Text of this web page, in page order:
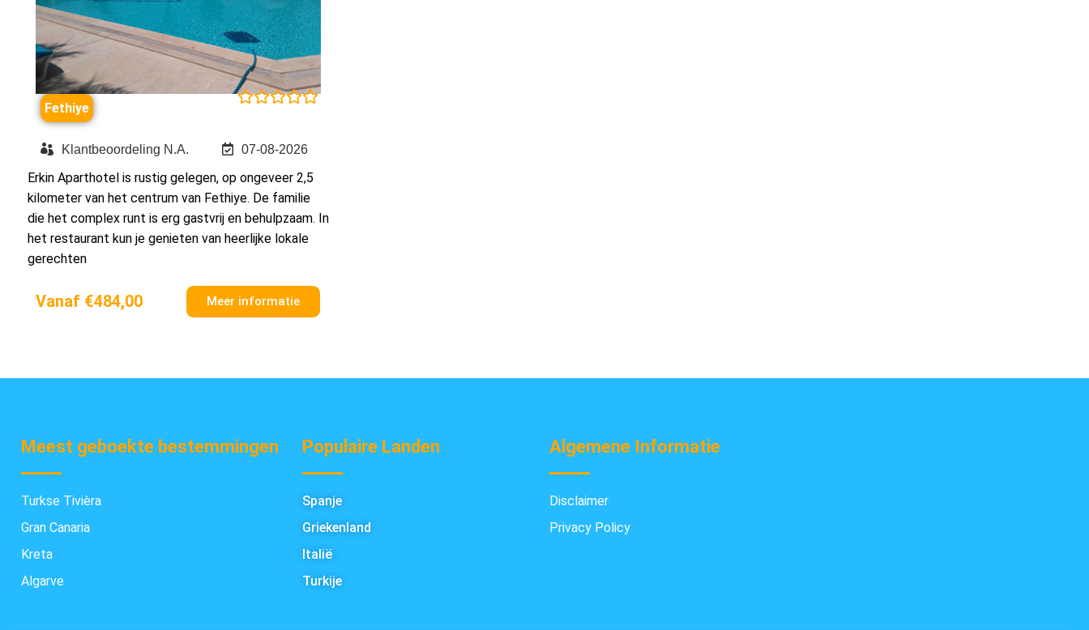

Fethiye
Klantbeoordeling N.A. 07-08-2026
Erkin Aparthotel is rustig gelegen, op ongeveer 2,5
kilometer van het centrum van Fethiye. De familie
die het complex runt is erg gastvrij en behulpzaam. In
het restaurant kun je genieten van heerlijke lokale
gerechten
Vanaf €484,00 Meer informatie
Meest geboekte bestemmingen
Turkse Tivièra
Gran Canaria
Kreta
Algarve
Populaire Landen
Spanje
Griekenland
Italië
Turkije
Algemene Informatie
Disclaimer
Privacy Policy